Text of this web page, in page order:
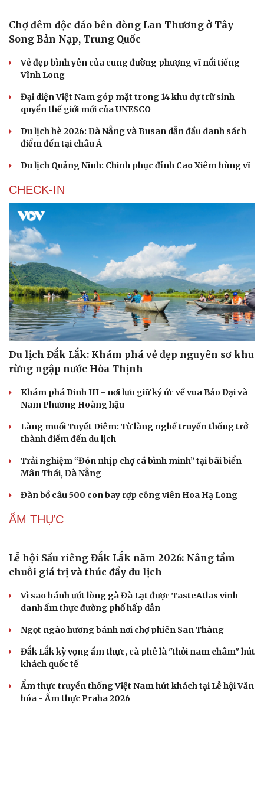
Cải chính
Bôi nhọ trên mạng: Thế giới xử lý người tung tin
xúc phạm thế nào?
bao nhiêu tiền?
sau mỗi lần cãi nhau
Vì sao nhiều người nổi mẩn sau khi bơi?
Nhiều người thú nhận từng đi tiểu trong bể bơi
ẢNH CỦA BẠN
Chợ đêm độc đáo bên dòng Lan Thương ở Tây
Song Bản Nạp, Trung Quốc
Vĩnh Long
quyển thế giới mới của UNESCO
Du lịch hè 2026: Đà Nẵng và Busan dẫn đầu danh sách
Du lịch Quảng Ninh: Chinh phục đỉnh Cao Xiêm hùng vĩ
CHECK-IN